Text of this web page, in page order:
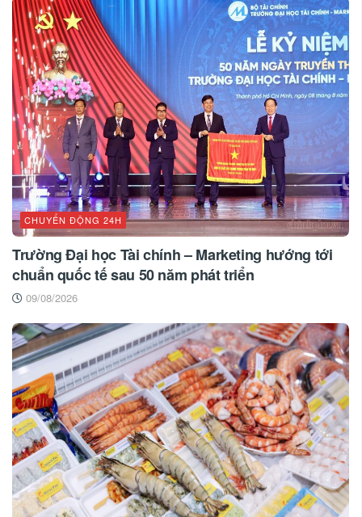
CHUYỂN ĐỘNG 24H
Trường Đại học Tài chính – Marketing hướng tới
chuẩn quốc tế sau 50 năm phát triển
09/08/2026